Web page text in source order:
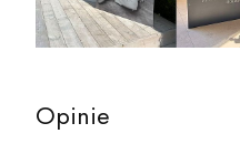
Opinie